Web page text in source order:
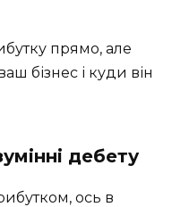
прямо, але
бізнес і куди він
дебету
ось в